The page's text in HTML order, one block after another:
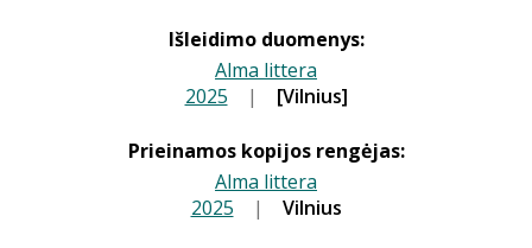
Išleidimo duomenys:
Alma littera
2025 | [Vilnius]
Prieinamos kopijos rengėjas:
Alma littera
2025 | Vilnius